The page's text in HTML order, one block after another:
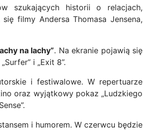
szukających historii o relacjach,
filmy Andersa Thomasa Jensena,
na lachy”. Na ekranie pojawią się
i „Exit 8”.
i festiwalowe. W repertuarze
oraz wyjątkowy pokaz „Ludzkiego
i humorem. W czerwcu będzie